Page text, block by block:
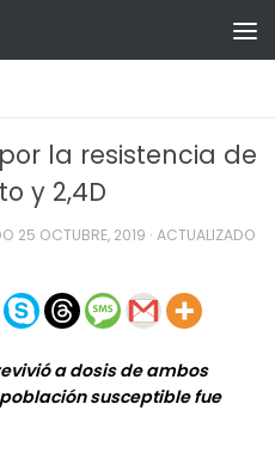
la resistencia de
y 2,4D
25 OCTUBRE, 2019 · ACTUALIZADO
a dosis de ambos
susceptible fue